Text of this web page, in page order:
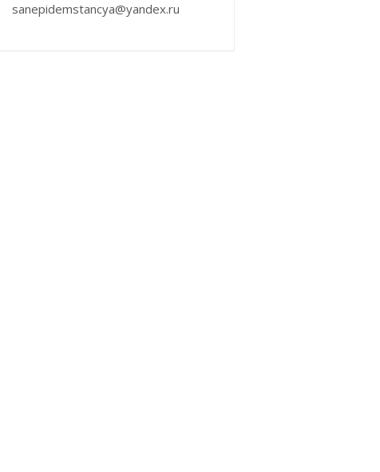
sanepidemstancya@yandex.ru